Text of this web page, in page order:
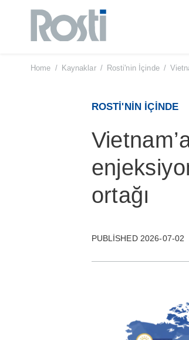
Skip
Home / Kaynaklar / Rosti'nin İçinde /
ROSTI'NIN İÇINDE
ortağı
PUBLISHED 2026-07-02